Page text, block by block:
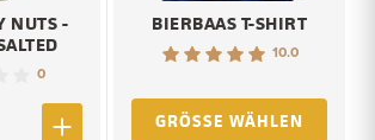
NUTS -
0
BIERBAAS T-SHIRT
10.0
GRÖSSE WÄHLEN